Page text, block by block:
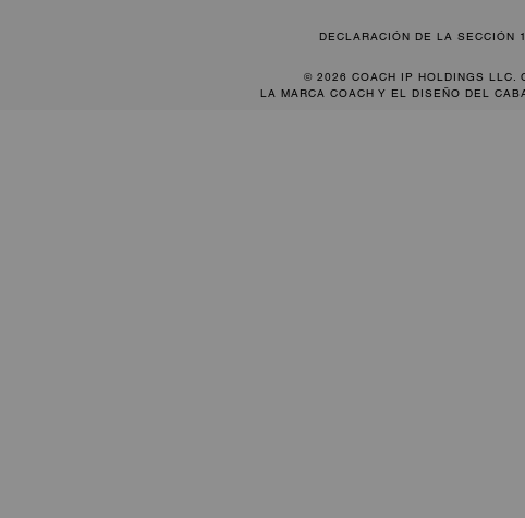
DECLARACIÓN DE LA SECCIÓN
© 2026 COACH IP HOLDINGS LLC.
LA MARCA COACH Y EL DISEÑO DEL